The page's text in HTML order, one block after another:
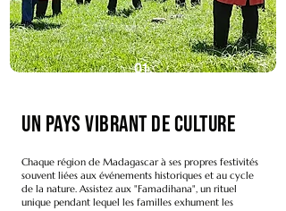
01.
Un pays vibrant de culture
Chaque région de Madagascar à ses propres festivités
souvent liées aux événements historiques et au cycle
de la nature. Assistez aux "Famadihana", un rituel
unique pendant lequel les familles exhument les